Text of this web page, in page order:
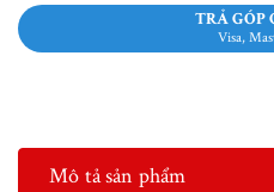
TRẢ GÓP
Visa,
Mô tả sản phẩm